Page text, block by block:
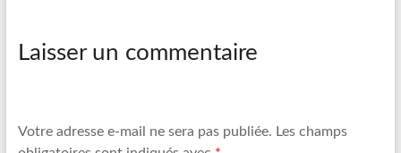
Laisser un commentaire
Votre adresse e-mail ne sera pas publiée. Les champs